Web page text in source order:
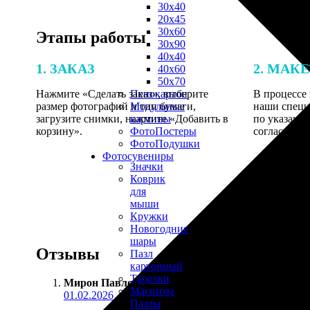
30х40
20х45
30х60
30х90
40х40
40х60
50х70
Пенокартон
Модульные
картины
ФотоПостеры
ФотоПодушки
Фотоcувениры
Значки
Коврик
для
мыши
Кружки
Новогодние
шары
Пазл
картонный
Тарелки
Магниты
Пазлы
Этапы работы
1. ЗАКАЗ
Нажмите «Сделать заказ», выберите
размер фотографий и тип бумаги,
загрузите снимки, нажмите «Добавить в
корзину».
2.
В процессе
наши
по
Отзывы
Мирон Павлов :
01.02.2026